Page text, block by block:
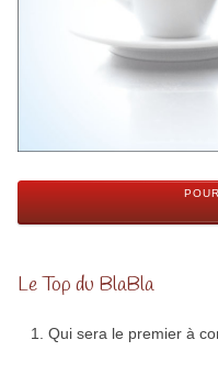
Le Top du BlaBla
Qui sera le premier à